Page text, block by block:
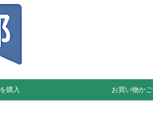
購入 お買い物かご